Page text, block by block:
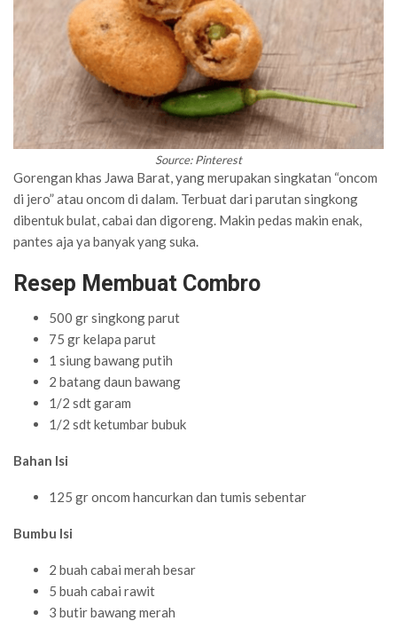
Source: Pinterest
Gorengan khas Jawa Barat, yang merupakan singkatan “oncom
di jero” atau oncom di dalam. Terbuat dari parutan singkong
dibentuk bulat, cabai dan digoreng. Makin pedas makin enak,
pantes aja ya banyak yang suka.
Resep Membuat Combro
500 gr singkong parut
75 gr kelapa parut
1 siung bawang putih
2 batang daun bawang
1/2 sdt garam
1/2 sdt ketumbar bubuk
Bahan Isi
125 gr oncom hancurkan dan tumis sebentar
Bumbu Isi
2 buah cabai merah besar
5 buah cabai rawit
3 butir bawang merah